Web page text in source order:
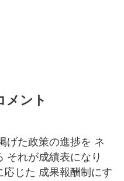
メント
げた政策の進捗を ネ
それが成績表になり
じた 成果報酬制にす